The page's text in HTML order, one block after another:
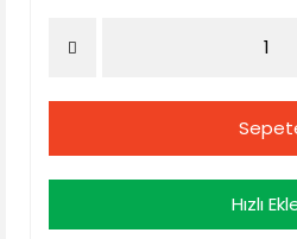
Hızlı